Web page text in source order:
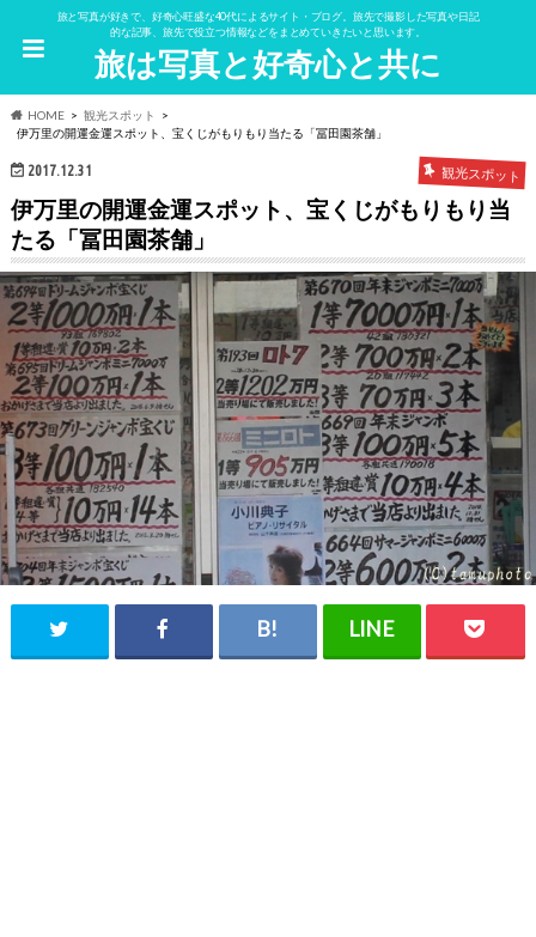
旅と写真が好きで、好奇心旺盛な40代によるサイト・ブログ。旅先で撮影した写真や日記
的な記事、旅先で役立つ情報などをまとめていきたいと思います。
旅は写真と好奇心と共に
HOME
観光スポット
伊万里の開運金運スポット、宝くじがもりもり当たる「冨田園茶舗」
2017.12.31 観光スポット
伊万里の開運金運スポット、宝くじがもりもり当
たる「冨田園茶舗」